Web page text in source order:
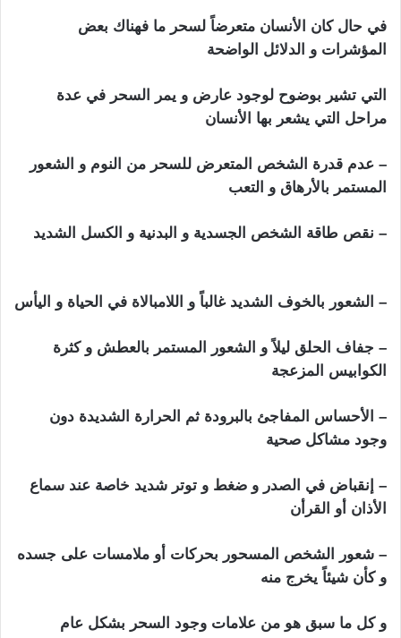
في حال كان الأنسان متعرضاً لسحر ما فهناك بعض
المؤشرات و الدلائل الواضحة
التي تشير بوضوح لوجود عارض و يمر السحر في عدة
مراحل التي يشعر بها الأنسان
– عدم قدرة الشخص المتعرض للسحر من النوم و الشعور
المستمر بالأرهاق و التعب
– نقص طاقة الشخص الجسدية و البدنية و الكسل الشديد
– الشعور بالخوف الشديد غالباً و اللامبالاة في الحياة و اليأس
– جفاف الحلق ليلاً و الشعور المستمر بالعطش و كثرة
الكوابيس المزعجة
– الأحساس المفاجئ بالبرودة ثم الحرارة الشديدة دون
وجود مشاكل صحية
– إنقباض في الصدر و ضغط و توتر شديد خاصة عند سماع
الأذان أو القرأن
– شعور الشخص المسحور بحركات أو ملامسات على جسده
و كأن شيئاً يخرج منه
و كل ما سبق هو من علامات وجود السحر بشكل عام